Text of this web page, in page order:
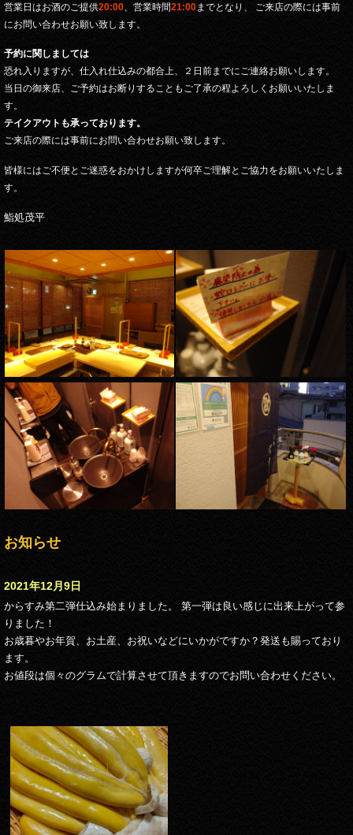
営業日はお酒のご提供20:00、営業時間21:00までとなり、 ご来店の際には事前
にお問い合わせお願い致します。
予約に関しましては
恐れ入りますが、仕入れ仕込みの都合上、２日前までにご連絡お願いします。
当日の御来店、ご予約はお断りすることもご了承の程よろしくお願いいたしま
す。
テイクアウトも承っております。
ご来店の際には事前にお問い合わせお願い致します。
皆様にはご不便とご迷惑をおかけしますが何卒ご理解とご協力をお願いいたしま
す。
鮨処茂平
お知らせ
2021年12月9日
からすみ第二弾仕込み始まりました。 第一弾は良い感じに出来上がって参
りました！
お歳暮やお年賀、お土産、お祝いなどにいかがですか？発送も賜っており
ます。
お値段は個々のグラムで計算させて頂きますのでお問い合わせください。